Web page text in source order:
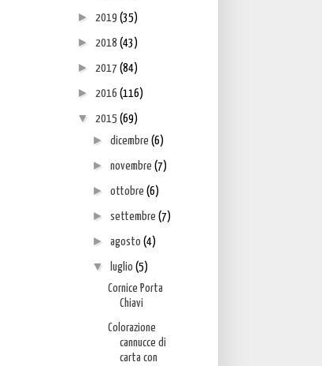
► 2019 (35)
► 2018 (43)
► 2017 (84)
► 2016 (116)
▼ 2015 (69)
►dicembre(6)
►novembre(7)
►ottobre(6)
►settembre(7)
►agosto(4)
▼ luglio(5)
Cornice Porta
Chiavi
Colorazione
cannucce di
carta con